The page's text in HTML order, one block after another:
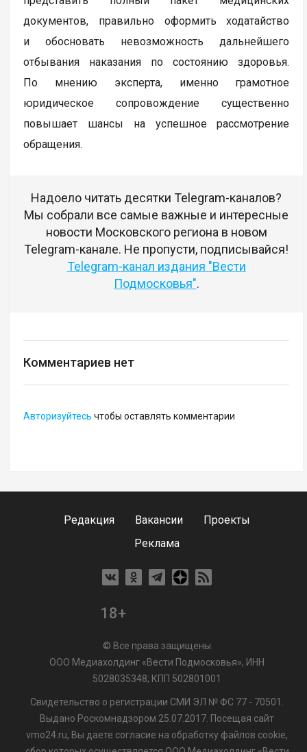
документов, правильно оформить ходатайство
и обосновать невозможность дальнейшего
отбывания наказания по состоянию здоровья.
По мнению эксперта, именно грамотное
юридическое сопровождение существенно
повышает шансы на успешное рассмотрение
обращения.
Надоело читать десятки Telegram-каналов?
Мы собрали все самые важные и интересные
новости Московского региона в новом
Telegram-канале. Не пропусти, подписывайся!
Telegram-канал издания "Вести
Подмосковья".
Комментариев нет
Авторизуйтесь чтобы оставлять комментарии
Редакция Вакансии
Проекты
Реклама
18+
© Все права защищены
ООО Медиахолдинг «Вести Подмосковья», ИНН
5028035348; КПП 502801001
Свидетельство о регистрации СМИ ЭЛ № ФС 77 - 70501.
Выдано Роскомнадзором 25.07.2017. Посещая сайт
vmo24.ru, Вы даете согласие на обработку файлов cookie,